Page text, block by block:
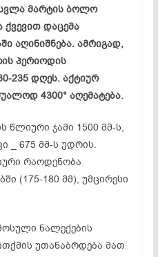
მარტის ბოლო
ქვევით დაცემა
აღინიშნება. ამრიგად,
პერიოდის
235 დღეს. აქტიურ
4300° აღემატება.
წლიური ჯამი 1500 მმ-ს,
_ 675 მმ-ს უდრის.
რაოდენობა
(175-180 მმ), უმცირესი
ნალექების
უთანაბრდება მათ